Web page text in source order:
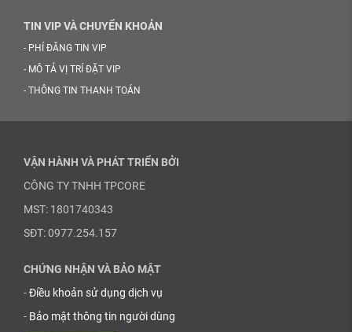
TIN VIP VÀ CHUYỂN KHOẢN
- PHÍ ĐĂNG TIN VIP
- MÔ TẢ VỊ TRÍ ĐẶT VIP
- THÔNG TIN THANH TOÁN
VẬN HÀNH VÀ PHÁT TRIỂN BỞI
CÔNG TY TNHH TPCORE
MST: 1801740343
SĐT: 0977.254.157
CHỨNG NHẬN VÀ BẢO MẬT
-Điều khoản sử dụng dịch vụ
- Bảo mật thông tin người dùng